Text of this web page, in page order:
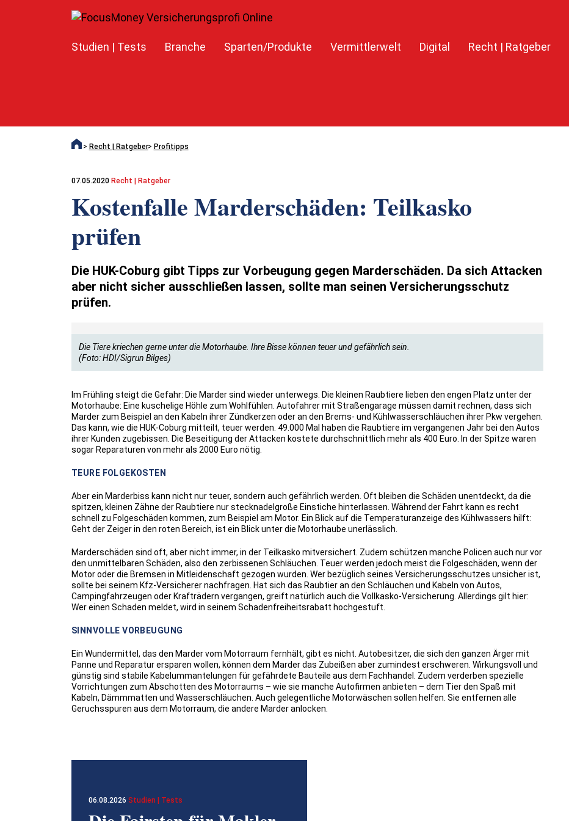
Studien | Tests Branche Sparten/Produkte Vermittlerwelt Digital Recht | Ratgeber
Recht | Ratgeber Profitipps
07.05.2020 Recht | Ratgeber
Kostenfalle Marderschäden: Teilkasko
prüfen
Die HUK-Coburg gibt Tipps zur Vorbeugung gegen Marderschäden. Da sich Attacken
aber nicht sicher ausschließen lassen, sollte man seinen Versicherungsschutz
prüfen.
Die Tiere kriechen gerne unter die Motorhaube. Ihre Bisse können teuer und gefährlich sein.
(Foto: HDI/Sigrun Bilges)
Im Frühling steigt die Gefahr: Die Marder sind wieder unterwegs. Die kleinen Raubtiere lieben den engen Platz unter der
Motorhaube: Eine kuschelige Höhle zum Wohlfühlen. Autofahrer mit Straßengarage müssen damit rechnen, dass sich
Marder zum Beispiel an den Kabeln ihrer Zündkerzen oder an den Brems- und Kühlwasserschläuchen ihrer Pkw vergehen.
Das kann, wie die HUK-Coburg mitteilt, teuer werden. 49.000 Mal haben die Raubtiere im vergangenen Jahr bei den Autos
ihrer Kunden zugebissen. Die Beseitigung der Attacken kostete durchschnittlich mehr als 400 Euro. In der Spitze waren
sogar Reparaturen von mehr als 2000 Euro nötig.
TEURE FOLGEKOSTEN
Aber ein Marderbiss kann nicht nur teuer, sondern auch gefährlich werden. Oft bleiben die Schäden unentdeckt, da die
spitzen, kleinen Zähne der Raubtiere nur stecknadelgroße Einstiche hinterlassen. Während der Fahrt kann es recht
schnell zu Folgeschäden kommen, zum Beispiel am Motor. Ein Blick auf die Temperaturanzeige des Kühlwassers hilft:
Geht der Zeiger in den roten Bereich, ist ein Blick unter die Motorhaube unerlässlich.
Marderschäden sind oft, aber nicht immer, in der Teilkasko mitversichert. Zudem schützen manche Policen auch nur vor
den unmittelbaren Schäden, also den zerbissenen Schläuchen. Teuer werden jedoch meist die Folgeschäden, wenn der
Motor oder die Bremsen in Mitleidenschaft gezogen wurden. Wer bezüglich seines Versicherungsschutzes unsicher ist,
sollte bei seinem Kfz-Versicherer nachfragen. Hat sich das Raubtier an den Schläuchen und Kabeln von Autos,
Campingfahrzeugen oder Krafträdern vergangen, greift natürlich auch die Vollkasko-Versicherung. Allerdings gilt hier:
Wer einen Schaden meldet, wird in seinem Schadenfreiheitsrabatt hochgestuft.
SINNVOLLE VORBEUGUNG
Ein Wundermittel, das den Marder vom Motorraum fernhält, gibt es nicht. Autobesitzer, die sich den ganzen Ärger mit
Panne und Reparatur ersparen wollen, können dem Marder das Zubeißen aber zumindest erschweren. Wirkungsvoll und
günstig sind stabile Kabelummantelungen für gefährdete Bauteile aus dem Fachhandel. Zudem verderben spezielle
Vorrichtungen zum Abschotten des Motorraums – wie sie manche Autofirmen anbieten – dem Tier den Spaß mit
Kabeln, Dämmmatten und Wasserschläuchen. Auch gelegentliche Motorwäschen sollen helfen. Sie entfernen alle
Geruchsspuren aus dem Motorraum, die andere Marder anlocken.
06.08.2026 Studien | Tests